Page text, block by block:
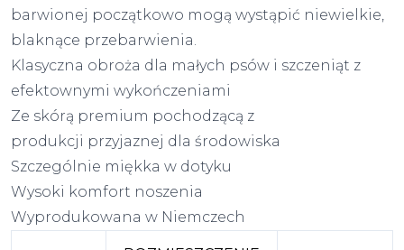
barwionej początkowo mogą wystąpić niewielkie,
blaknące przebarwienia.
Klasyczna obroża dla małych psów i szczeniąt z
efektownymi wykończeniami
Ze skórą premium pochodzącą z
produkcji przyjaznej dla środowiska
Szczególnie miękka w dotyku
Wysoki komfort noszenia
Wyprodukowana w Niemczech